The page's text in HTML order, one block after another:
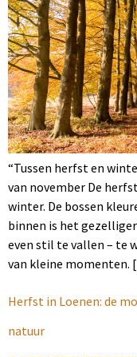
“Tussen herfst en
van november De
winter. De bossen
binnen is het
even stil te vallen – te
van kleine
Herfst in Loenen: de
natuur